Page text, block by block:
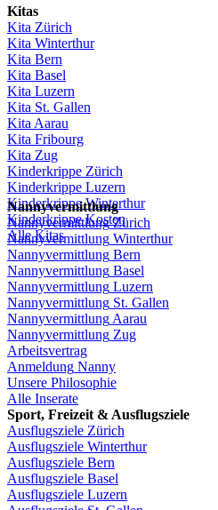
Kitas
Kita Zürich
Kita Winterthur
Kita Bern
Kita Basel
Kita Luzern
Kita St. Gallen
Kita Aarau
Kita Fribourg
Kita Zug
Kinderkrippe Zürich
Kinderkrippe Luzern
KinderkrippeWinterthur
Kinderkrippe Kosten
Alle Kitas
Nannyvermittlung
Nannyvermittlung Zürich
Nannyvermittlung Winterthur
Nannyvermittlung Bern
Nannyvermittlung Basel
Nannyvermittlung Luzern
Nannyvermittlung St. Gallen
Nannyvermittlung Aarau
Nannyvermittlung Zug
Arbeitsvertrag
Anmeldung Nanny
Unsere Philosophie
Alle Inserate
Sport, Freizeit & Ausflugsziele
Ausflugsziele Zürich
Ausflugsziele Winterthur
Ausflugsziele Bern
Ausflugsziele Basel
Ausflugsziele Luzern